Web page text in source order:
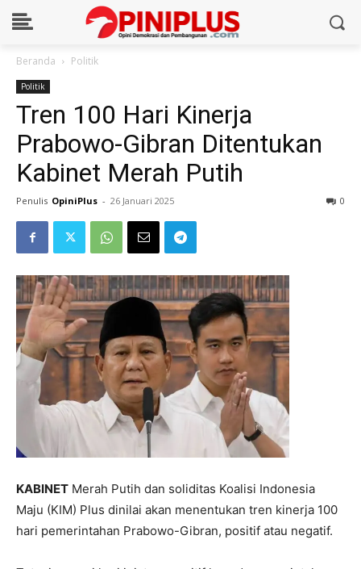
Beranda Politik
Politik
Tren 100 Hari Kinerja
Prabowo-Gibran Ditentukan
Kabinet Merah Putih
Penulis OpiniPlus - 26 Januari 2025 0
KABINET Merah Putih dan soliditas Koalisi Indonesia
Maju (KIM) Plus dinilai akan menentukan tren kinerja 100
hari pemerintahan Prabowo-Gibran, positif atau negatif.